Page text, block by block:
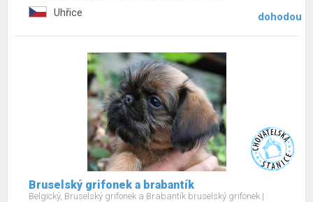
Uhřice dohodou
Bruselský grifonek a brabantík
Belgický, Bruselský grifonek a Brabantík bruselský grifonek